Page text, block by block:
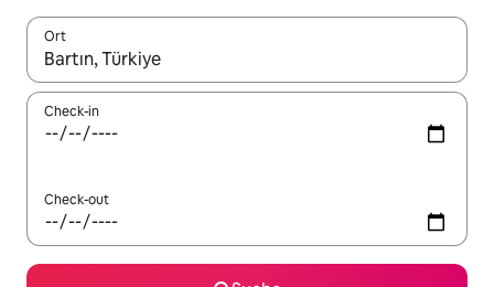
Ort
Wenn Ergebnisse verfügbar sind, navigiere mit den
Check-in
Check-out